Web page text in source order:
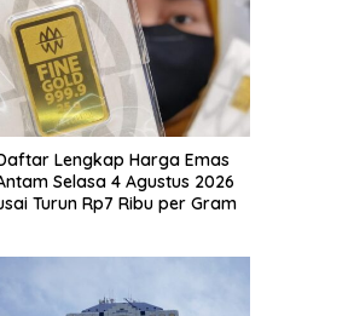
Lengkap Harga Emas
Selasa 4 Agustus 2026
Turun Rp7 Ribu per Gram